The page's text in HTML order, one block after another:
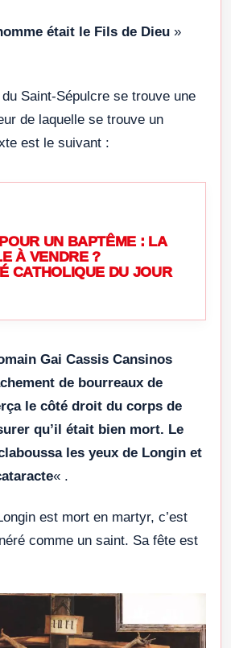
était le Fils de Dieu »
Saint-Sépulcre se trouve une
de laquelle se trouve un
est le suivant :
UN BAPTÊME : LA
À VENDRE ?
CATHOLIQUE DU JOUR
Gai Cassis Cansinos
de bourreaux de
le côté droit du corps de
qu’il était bien mort. Le
les yeux de Longin et
« .
est mort en martyr, c’est
comme un saint. Sa fête est